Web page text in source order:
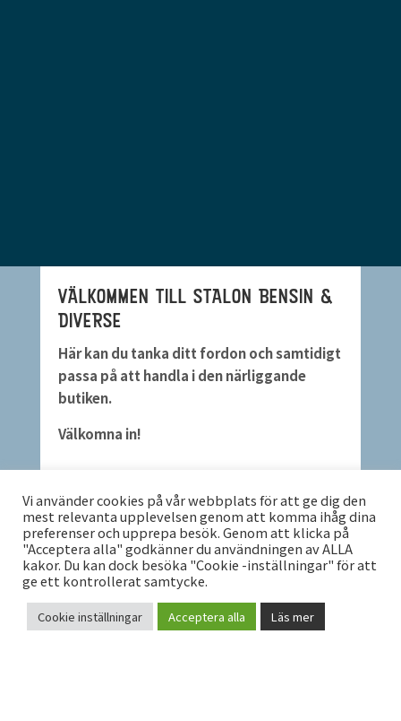
VÄLKOMMEN TILL STALON BENSIN &
DIVERSE
Här kan du tanka ditt fordon och samtidigt
passa på att handla i den närliggande
butiken.
Välkomna in!
RING OSS 0940-500 05
HITTA HIT
KONTAKT
Vi använder cookies på vår webbplats för att ge dig den
mest relevanta upplevelsen genom att komma ihåg dina
preferenser och upprepa besök. Genom att klicka på
"Acceptera alla" godkänner du användningen av ALLA
kakor. Du kan dock besöka "Cookie -inställningar" för att
ge ett kontrollerat samtycke.
Cookie inställningar Acceptera alla Läs mer